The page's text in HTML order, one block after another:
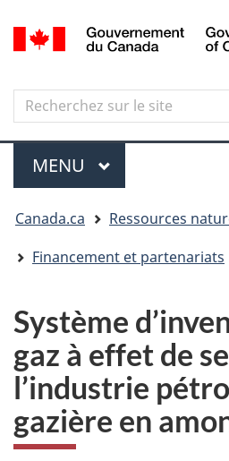
Aller
au
Skip
to
à
Search
Recherchez
sur
le
site
Menu
MENU PRINCIPAL
êtes
ici
Canada.ca
Ressources
Financement et partenariats
Système
gaz à effet de
l’industrie
gazière en